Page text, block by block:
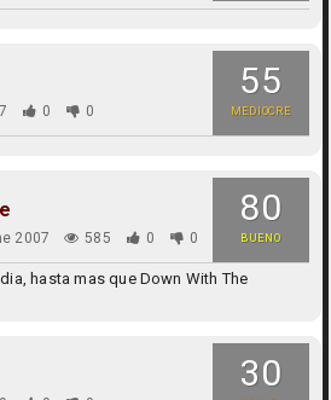
55
MEDIOCRE
0 0
80
BUENO
2007 585 0 0
hasta mas que Down With The
30